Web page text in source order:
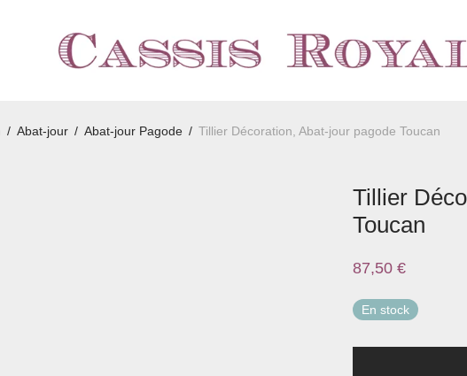
/ Abat-jour / Abat-jour Pagode / Tillier Décoration, Abat-jour pagode Toucan
Tillier
Toucan
87,50 €
En stock